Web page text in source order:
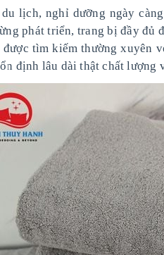
lịch, nghỉ dưỡng ngày
phát triển, trang bị đầy đủ
được tìm kiếm thường xuyên
định lâu dài thật chất lượng